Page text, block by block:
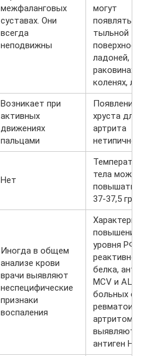
межфаланговых
суставах. Они
всегда
неподвижны
могут
появляться
тыльной
ладоней,
раковинах,
коленях,
Возникает при
активных
движениях
пальцами
Появление
хруста для
артрита
нетипично
Нет
тела может
37-37,5
Иногда в общем
анализе крови
врачи выявляют
неспецифические
признаки
воспаления
Характерно
повышение
уровня РФ,
белка,
MCV и
больных с
артритом
выявляют
антиген